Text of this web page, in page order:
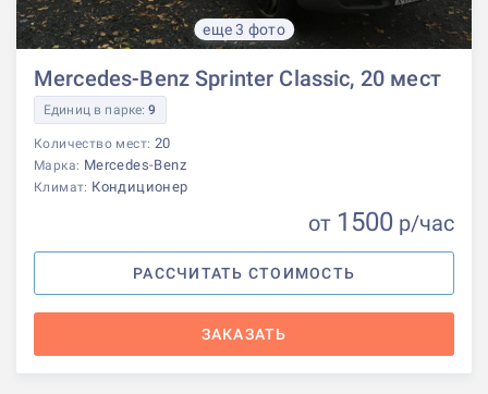
еще 3 фото
Mercedes-Benz Sprinter Classic, 20 мест
Единиц в парке:9
Количество мест: 20
Марка: Mercedes-Benz
Климат: Кондиционер
от 1500 р/час
РАССЧИТАТЬ СТОИМОСТЬ
ЗАКАЗАТЬ